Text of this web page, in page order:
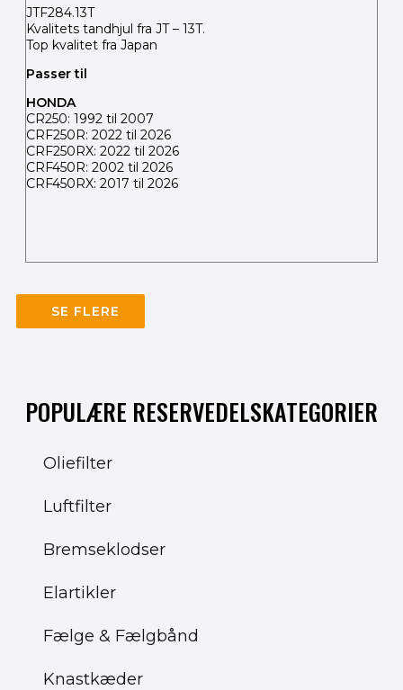
JTF284.13T
Kvalitets tandhjul fra JT – 13T.
Top kvalitet fra Japan
Passer til
HONDA
CR250: 1992 til 2007
CRF250R: 2022 til 2026
CRF250RX: 2022 til 2026
CRF450R: 2002 til 2026
CRF450RX: 2017 til 2026
SE FLERE
POPULÆRE RESERVEDELSKATEGORIER
Oliefilter
Luftfilter
Bremseklodser
Elartikler
Fælge & Fælgbånd
Knastkæder